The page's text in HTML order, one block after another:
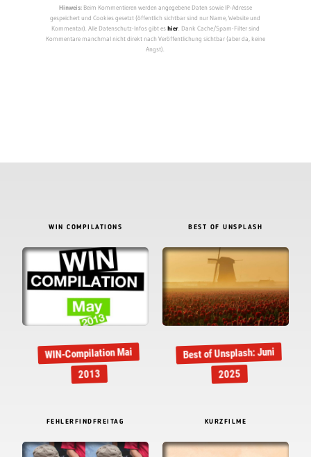
Hinweis:Beim Kommentieren werden angegebene Daten sowie IP-Adresse
gespeichert und Cookies gesetzt (öffentlich sichtbar sind nur Name, Website und
Kommentar). Alle Datenschutz-Infos gibt eshier. Dank Cache/Spam-Filter sind
Kommentare manchmal nicht direkt nach Veröffentlichung sichtbar (aber da, keine
Angst).
WIN COMPILATIONS
WIN-Compilation Mai
2013
BEST OF UNSPLASH
Best of Unsplash: Juni
2025
FEHLERFINDFREITAG KURZFILME